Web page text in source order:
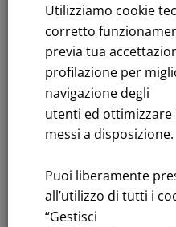
Bandi di gara: Ultimi
FNM S.p.A.
Sede in Milano, Piazzale
fnm@legalmail.it
Capitale sociale €
Iscrizione Registro Imprese
C.C.I.AA. Milano – REA 28331
Utilizziamo cookie
corretto
previa tua
profilazione per
navigazione degli
utenti ed ottimizzare
messi a disposizione.
Puoi liberamente
all’utilizzo di tutti i
“Gestisci